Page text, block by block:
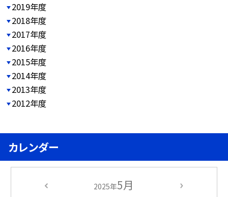
2019年度
2018年度
2017年度
2016年度
2015年度
2014年度
2013年度
2012年度
カレンダー
2025年5月